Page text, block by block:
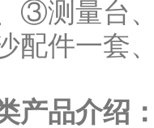
③测量台
配件一套
产品介绍